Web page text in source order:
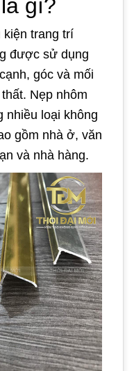
gì?
kiện trang trí
được sử dụng
góc và mối
Nẹp nhôm
nhiều loại không
gồm nhà ở, văn
và nhà hàng.